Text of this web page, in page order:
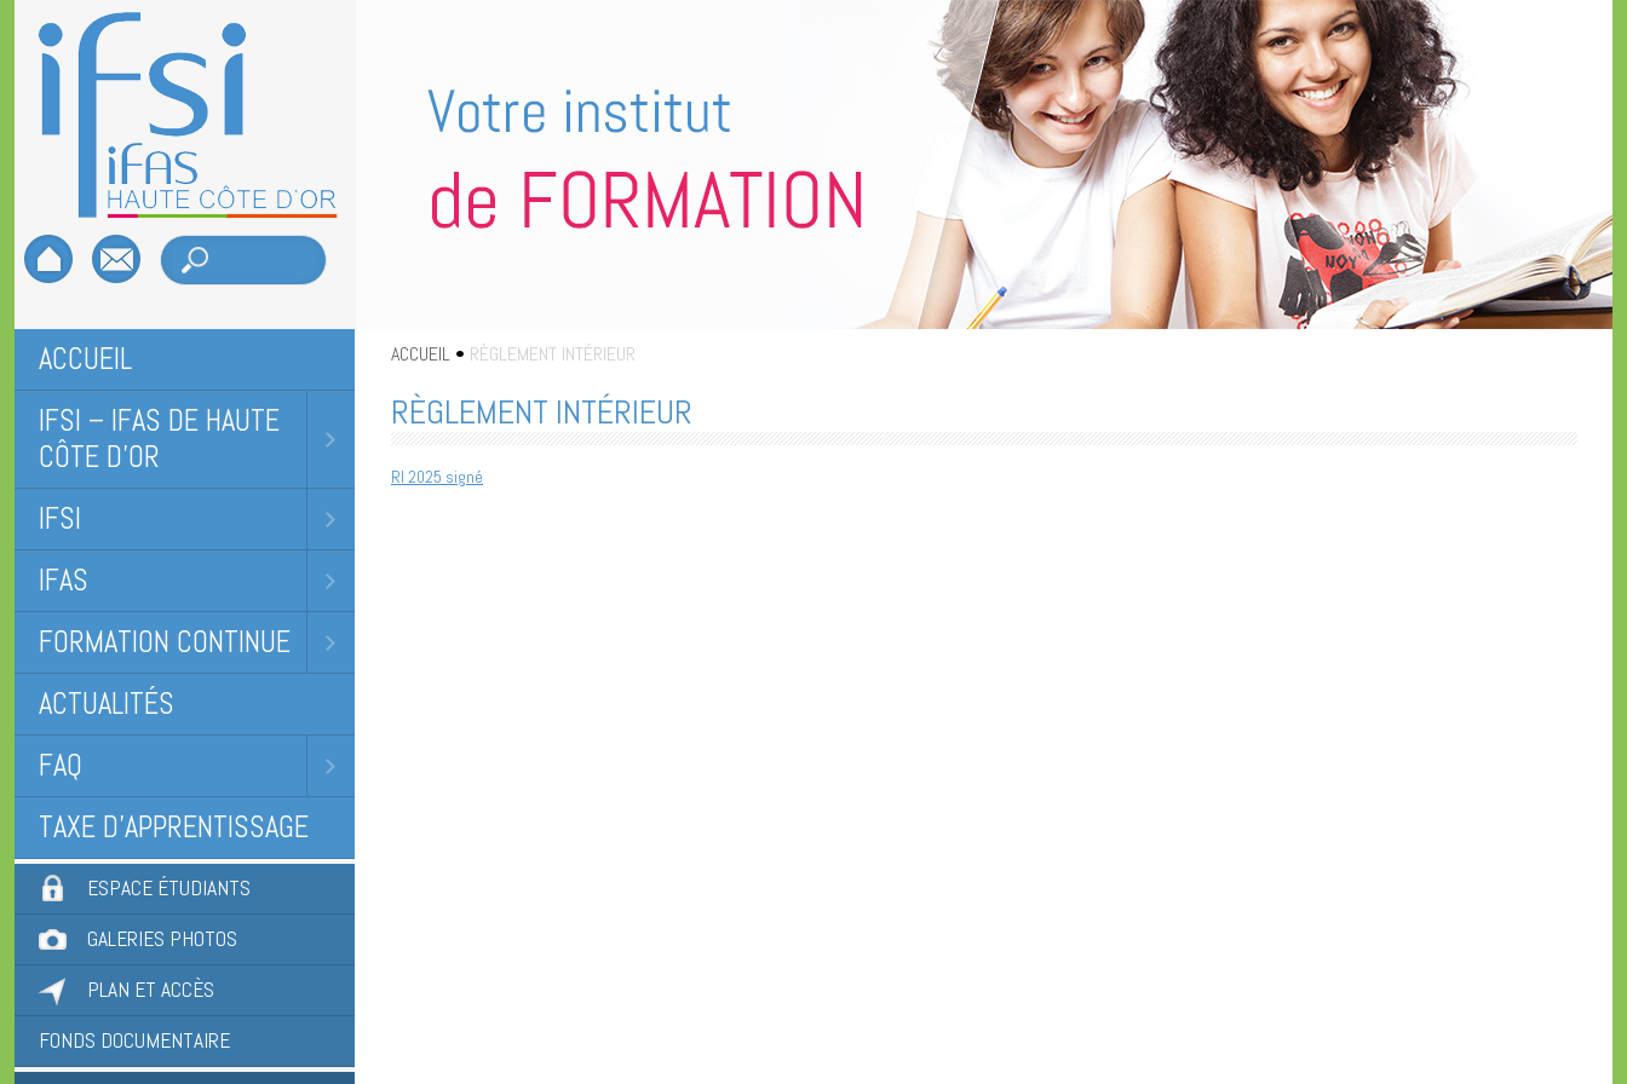
ACCUEIL
IFSI – IFAS DE HAUTE
CÔTE D’OR
IFSI
IFAS
FORMATION CONTINUE
ACTUALITÉS
FAQ
TAXE D’APPRENTISSAGE
ESPACE ÉTUDIANTS
GALERIES PHOTOS
PLAN ET ACCÈS
FONDS DOCUMENTAIRE
ACCUEIL • RÈGLEMENT INTÉRIEUR
RÈGLEMENT INTÉRIEUR
RI 2025 signé